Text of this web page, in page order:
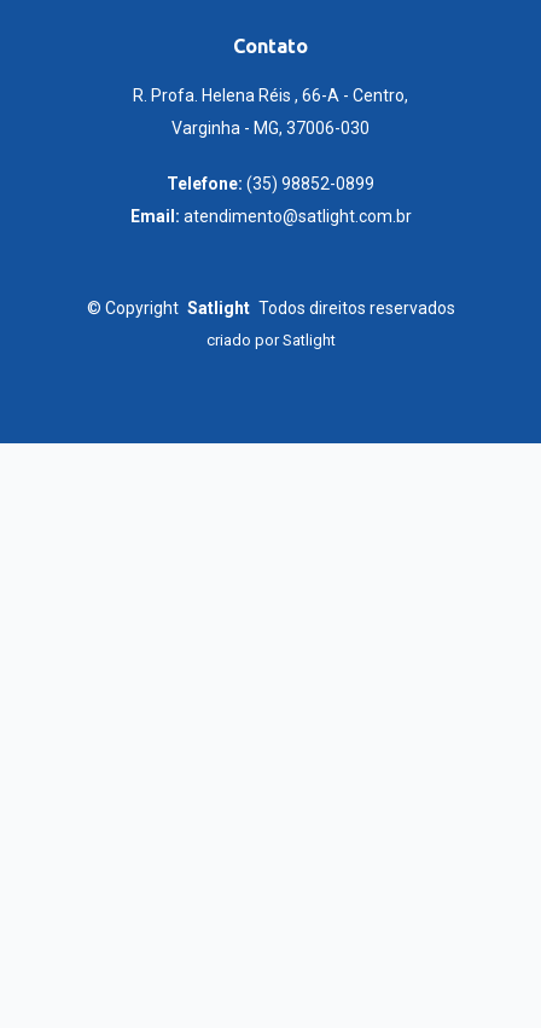
Contato
R. Profa. Helena Réis , 66-A - Centro,
Varginha - MG, 37006-030
Telefone: (35) 98852-0899
Email: atendimento@satlight.com.br
© Copyright Satlight Todos direitos reservados
criado porSatlight